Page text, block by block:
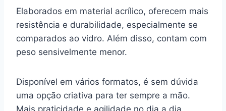
Elaborados em material acrílico, oferecem mais
resistência e durabilidade, especialmente se
comparados ao vidro. Além disso, contam com
peso sensivelmente menor.
Disponível em vários formatos, é sem dúvida
uma opção criativa para ter sempre a mão.
Mais praticidade e agilidade no dia a dia.